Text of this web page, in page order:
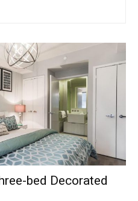
bed Decorated